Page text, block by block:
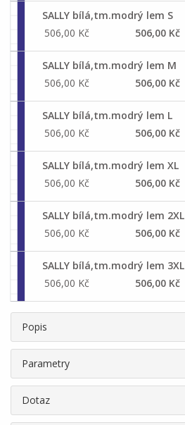
SALLY bílá,tm.modrý lem S
506,00 Kč
506,00 Kč
SALLY bílá,tm.modrý lem M
506,00 Kč
506,00 Kč
SALLY bílá,tm.modrý lem L
506,00 Kč
506,00 Kč
SALLY bílá,tm.modrý lem XL
506,00 Kč
506,00 Kč
SALLY bílá,tm.modrý lem 2XL
506,00 Kč
506,00 Kč
SALLY bílá,tm.modrý lem 3XL
506,00 Kč
506,00 Kč
Popis
Parametry
Dotaz